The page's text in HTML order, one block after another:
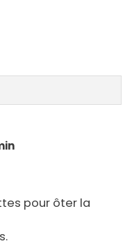
pour ôter la